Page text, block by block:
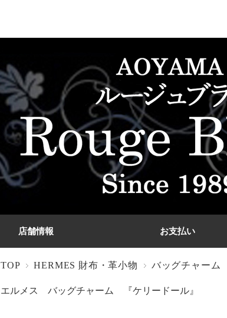
店舗情報 お支払い
TOP HERMES 財布・革小物 バッグチャーム
エルメス バッグチャーム 『ケリードール』